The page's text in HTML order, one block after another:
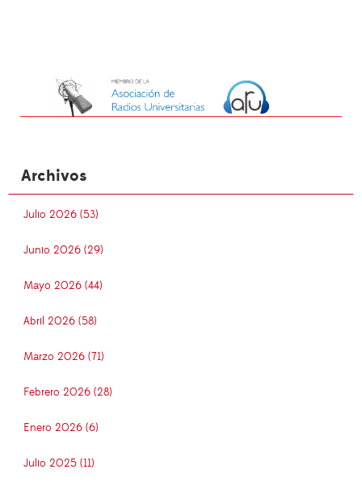
Archivos
Julio 2026 (53)
Junio 2026 (29)
Mayo 2026 (44)
Abril 2026 (58)
Marzo 2026 (71)
Febrero 2026 (28)
Enero 2026 (6)
Julio 2025 (11)